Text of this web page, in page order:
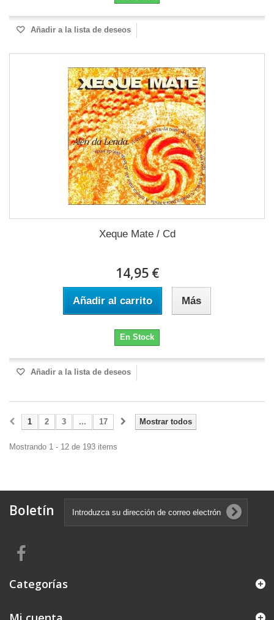
Añadir a la lista de deseos
Xeque Mate / Cd
14,95 €
Añadir al carrito Más
En Stock
Añadir a la lista de deseos
Mostrar todos
1 2 3 ... 17
Mostrando 1 - 12 de 193 items
Boletín
Categorías